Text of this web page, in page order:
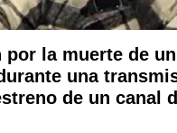
por la muerte de un
una
de un canal